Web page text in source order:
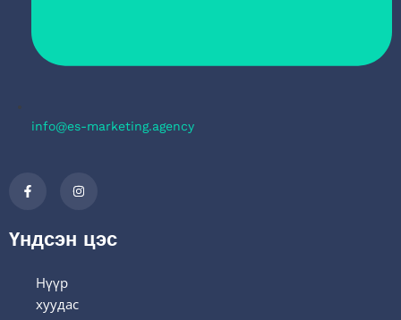
info@es-marketing.agency
Үндсэн цэс
Нүүр
хуудас